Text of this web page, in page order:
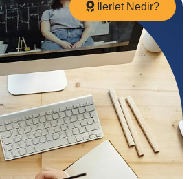
İlerlet Nedir?